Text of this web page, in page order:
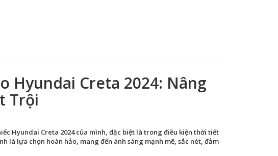
Hyundai Creta 2024: Nâng
Trội
Hyundai Creta 2024 của mình, đặc biệt là trong điều kiện thời tiết
là lựa chọn hoàn hảo, mang đến ánh sáng mạnh mẽ, sắc nét, đảm